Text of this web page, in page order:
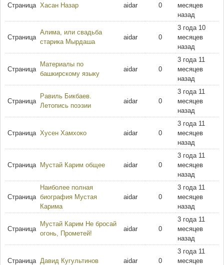
Страница Хасан Назар aidar 0
месяцев
назад
Страница
Алима, или свадьба
старика Мырдаша
aidar 0
3 года 10
месяцев
назад
Страница
Материалы по
башкирскому языку
aidar 0
3 года 11
месяцев
назад
Страница
Равиль Бикбаев.
Летопись поэзии
aidar 0
3 года 11
месяцев
назад
Страница Хусен Хамхоко aidar 0
3 года 11
месяцев
назад
Страница Мустай Карим общее aidar 0
3 года 11
месяцев
назад
Страница
Наиболее полная
биография Мустая
Карима
aidar 0
3 года 11
месяцев
назад
Страница
Мустай Карим Не бросай
огонь, Прометей!
aidar 0
3 года 11
месяцев
назад
Страница Давид Кугультинов aidar 0
3 года 11
месяцев